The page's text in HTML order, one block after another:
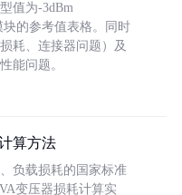
值为-3dBm
块的参考值表格。同时
耗、连接器问题）及
能问题。
算方法
负载损耗的国家标准
变压器损耗计算实